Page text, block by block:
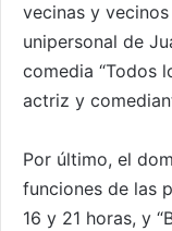
vecinas y
unipersonal de
comedia “Todos
actriz y
Por último, el
funciones de las
16 y 21 horas, y